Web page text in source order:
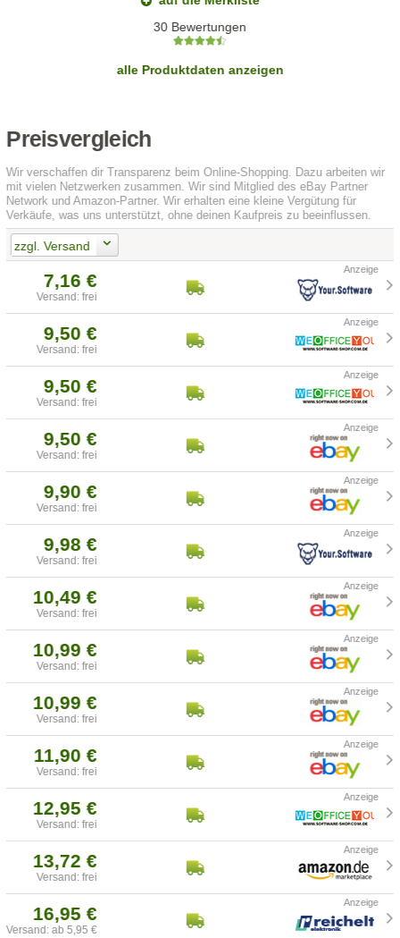
30 Bewertungen
alle Produktdaten anzeigen
Preisvergleich
Wir verschaffen dir Transparenz beim Online-Shopping. Dazu arbeiten wir
mit vielen Netzwerken zusammen. Wir sind Mitglied des eBay Partner
Network und Amazon-Partner. Wir erhalten eine kleine Vergütung für
Verkäufe, was uns unterstützt, ohne deinen Kaufpreis zu beeinflussen.
zzgl. Versand
7,16 €
Versand: frei
9,50 €
Versand: frei
9,50 €
Versand: frei
9,50 €
Versand: frei
9,90 €
Versand: frei
9,98 €
Versand: frei
10,49 €
Versand: frei
10,99 €
Versand: frei
10,99 €
Versand: frei
11,90 €
Versand: frei
12,95 €
Versand: frei
13,72 €
Versand: frei
16,95 €
Versand: ab 5,95 €